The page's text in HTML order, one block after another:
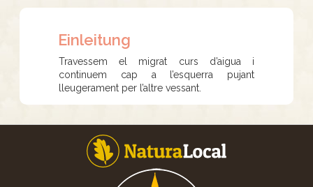
Einleitung
Travessem el migrat curs d’aigua i
continuem cap a l’esquerra pujant
lleugerament per l’altre vessant.